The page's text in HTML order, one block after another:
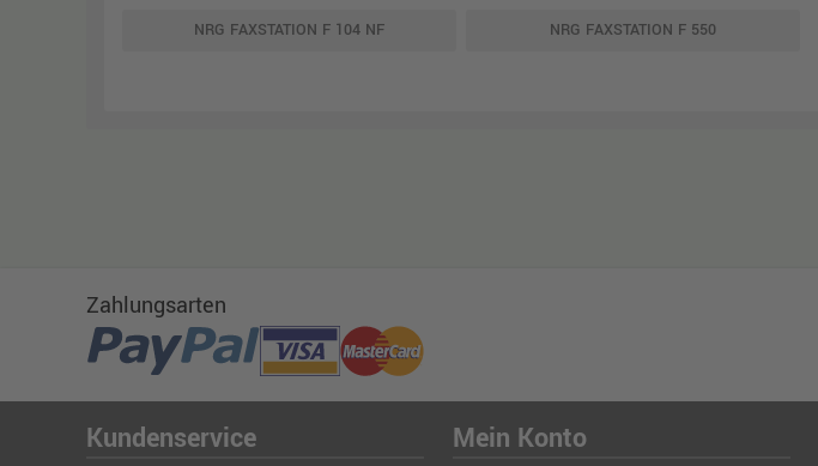
NRG FAXSTATION F 104 NF NRG FAXSTATION F 550
Zahlungsarten
Kundenservice Mein Konto